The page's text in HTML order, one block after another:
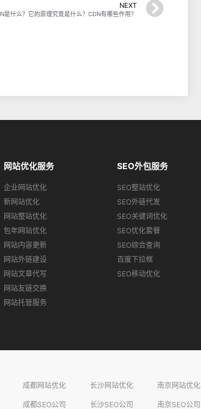
NEXT
是什么？它的原理究竟是什么？CDN有哪些作用？
网站优化服务
企业网站优化
新网站优化
网站整站优化
包年网站优化
网站内容更新
网站外链建设
网站文章代写
网站友链交换
网站托管服务
SEO外包服务
SEO整站优化
SEO外链代发
SEO关键词优化
SEO优化套餐
SEO综合查询
百度下拉框
SEO移动优化
成都网站优化 长沙网站优化 南京网站优化
成都SEO公司 长沙SEO公司 南京SEO公司